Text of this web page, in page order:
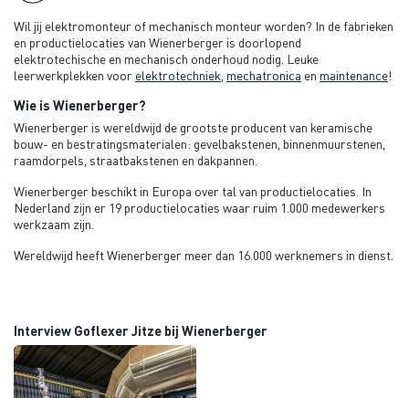
Wil jij elektromonteur of mechanisch monteur worden? In de fabrieken
en productielocaties van Wienerberger is doorlopend
elektrotechische en mechanisch onderhoud nodig. Leuke
leerwerkplekken voor elektrotechniek mechatronica en maintenance!
Wie is Wienerberger?
Wienerberger is wereldwijd de grootste producent van keramische
bouw- en bestratingsmaterialen: gevelbakstenen, binnenmuurstenen,
raamdorpels, straatbakstenen en dakpannen.
Wienerberger beschikt in Europa over tal van productielocaties. In
Nederland zijn er 19 productielocaties waar ruim 1.000 medewerkers
werkzaam zijn.
Wereldwijd heeft Wienerberger meer dan 16.000 werknemers in dienst.
Interview Goflexer Jitze bij Wienerberger